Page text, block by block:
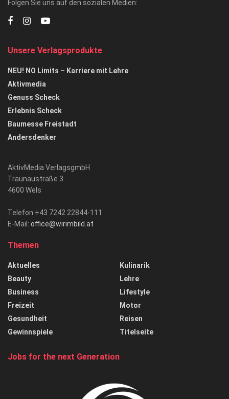
Folgen Sie uns auf den sozialen Medien:
Unsere Verlagsprodukte
NEU! NO Limits – Karriere mit Lehre
Aktivmedia
Genuss Scheck
Erlebnis Scheck
Baumesse Freistadt
Andersdenker
AktivMedia VerlagsgmbH
Traunaustraße 3
4600 Wels
Telefon +43 7242 22844-111
E-Mail: office@wirimbild.at
Themen
Aktuelles
Beauty
Business
Freizeit
Gesundheit
Gewinnspiele
Kulinarik
Lehre
Lifestyle
Motor
Reisen
Titelseite
Jobs for the next Generation